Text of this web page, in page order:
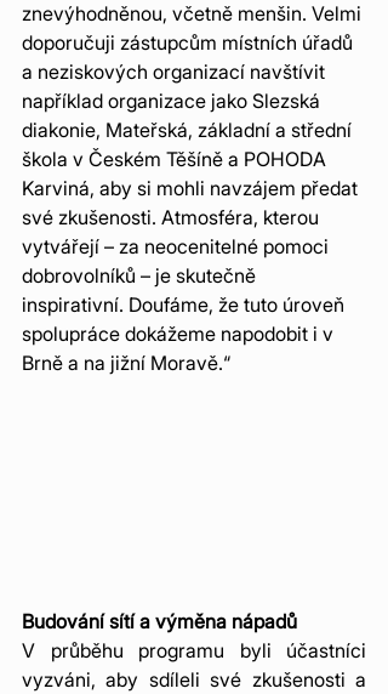
znevýhodněnou, včetně menšin. Velmi
doporučuji zástupcům místních úřadů
a neziskových organizací navštívit
například organizace jako Slezská
diakonie, Mateřská, základní a střední
škola v Českém Těšíně a POHODA
Karviná, aby si mohli navzájem předat
své zkušenosti. Atmosféra, kterou
vytvářejí – za neocenitelné pomoci
dobrovolníků – je skutečně
inspirativní. Doufáme, že tuto úroveň
spolupráce dokážeme napodobit i v
Brně a na jižní Moravě.“
Budování sítí a výměna nápadů
V průběhu programu byli účastníci
vyzváni, aby sdíleli své zkušenosti a